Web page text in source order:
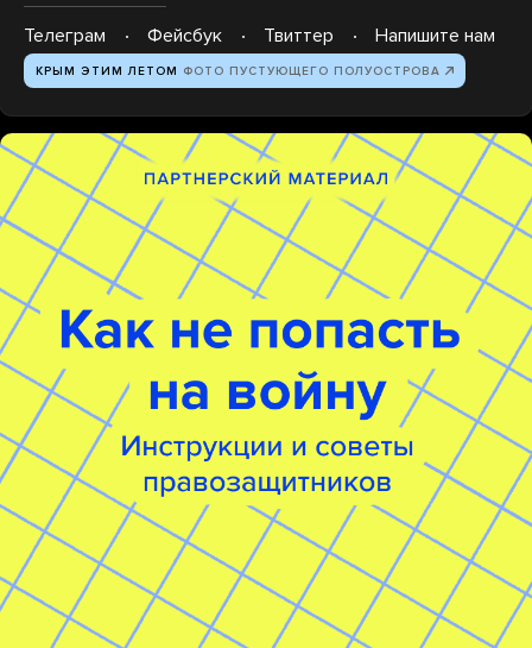
Телеграм Фейсбук Твиттер Напишите нам
КРЫМ ЭТИМ ЛЕТОМ ФОТО ПУСТУЮЩЕГО ПОЛУОСТРОВА